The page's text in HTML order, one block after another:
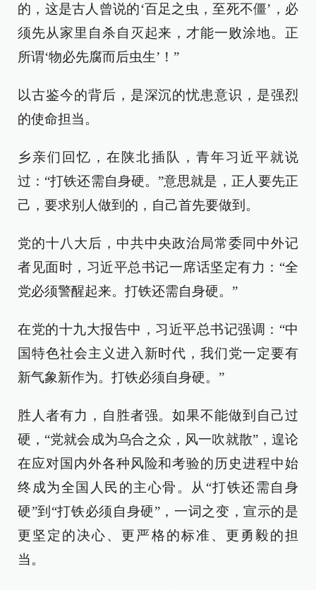
的，这是古人曾说的‘百足之虫，至死不僵’，必
须先从家里自杀自灭起来，才能一败涂地。正
所谓‘物必先腐而后虫生’！”
以古鉴今的背后，是深沉的忧患意识，是强烈
的使命担当。
乡亲们回忆，在陕北插队，青年习近平就说
过：“打铁还需自身硬。”意思就是，正人要先正
己，要求别人做到的，自己首先要做到。
党的十八大后，中共中央政治局常委同中外记
者见面时，习近平总书记一席话坚定有力：“全
党必须警醒起来。打铁还需自身硬。”
在党的十九大报告中，习近平总书记强调：“中
国特色社会主义进入新时代，我们党一定要有
新气象新作为。打铁必须自身硬。”
胜人者有力，自胜者强。如果不能做到自己过
硬，“党就会成为乌合之众，风一吹就散”，遑论
在应对国内外各种风险和考验的历史进程中始
终成为全国人民的主心骨。从“打铁还需自身
硬”到“打铁必须自身硬”，一词之变，宣示的是
更坚定的决心、更严格的标准、更勇毅的担
当。